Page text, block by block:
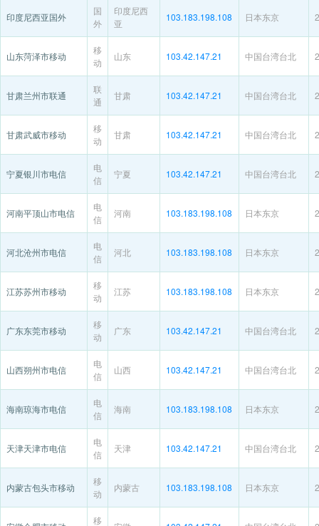
印度尼西亚国外
国
外
印度尼西
亚
103.183.198.108 日本东京
山东菏泽市移动
移
动
山东 103.42.147.21 中国台湾台北
甘肃兰州市联通
联
通
甘肃 103.42.147.21 中国台湾台北
甘肃武威市移动
移
动
甘肃 103.42.147.21 中国台湾台北
宁夏银川市电信
电
信
宁夏 103.42.147.21 中国台湾台北
河南平顶山市电信
电
信
河南 103.183.198.108 日本东京
河北沧州市电信
电
信
河北 103.183.198.108 日本东京
江苏苏州市移动
移
动
江苏 103.183.198.108 日本东京
广东东莞市移动
移
动
广东 103.42.147.21 中国台湾台北
山西朔州市电信
电
信
山西 103.42.147.21 中国台湾台北
海南琼海市电信
电
信
海南 103.183.198.108 日本东京
天津天津市电信
电
信
天津 103.42.147.21 中国台湾台北
内蒙古包头市移动
移
动
内蒙古 103.183.198.108 日本东京
移